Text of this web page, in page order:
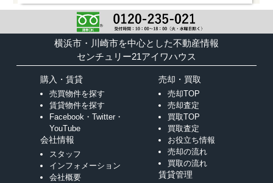
横浜市・川崎市を中心とした不動産情報
センチュリー21アイワハウス
購入・賃貸
売買物件を探す
賃貸物件を探す
Facebook・Twitter・
YouTube
会社情報
スタッフ
インフォメーション
会社概要
売却・買取
売却TOP
売却査定
買取TOP
買取査定
お役立ち情報
売却の流れ
買取の流れ
賃貸管理